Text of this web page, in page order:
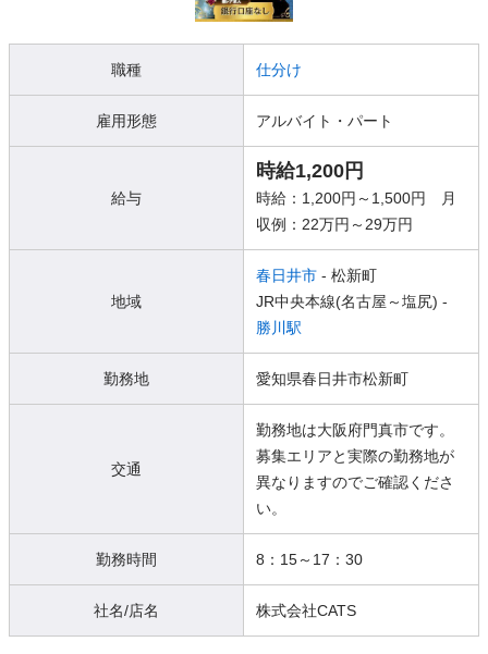
職種 仕分け
雇用形態 アルバイト・パート
給与
時給1,200円
時給：1,200円～1,500円 月
収例：22万円～29万円
地域
春日井市 - 松新町
JR中央本線(名古屋～塩尻) -
勝川駅
勤務地 愛知県春日井市松新町
交通
勤務地は大阪府門真市です。
募集エリアと実際の勤務地が
異なりますのでご確認くださ
い。
勤務時間 8：15～17：30
社名/店名 株式会社CATS